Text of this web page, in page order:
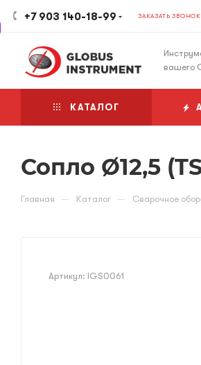
+7 903 140-18-99 ЗАКАЗАТЬ ЗВОНОК
вашего
КАТАЛОГ
Сопло Ø12,5
Главная — Каталог — Сварочное
Артикул: IGS0061